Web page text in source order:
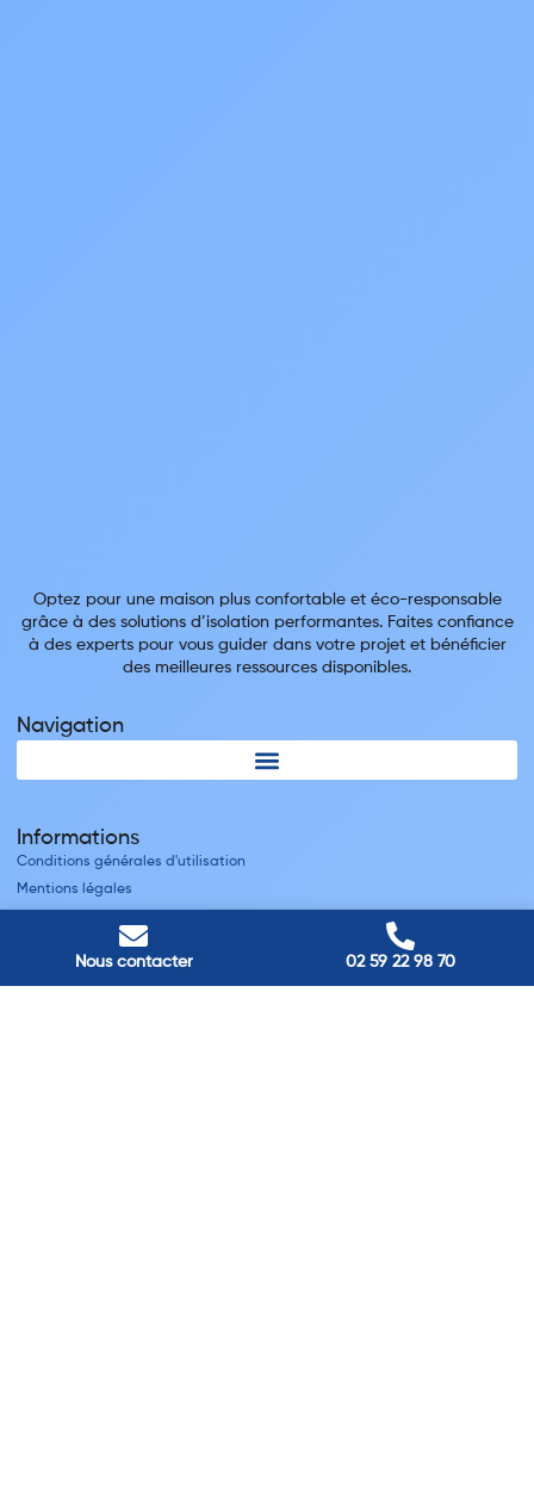
Nous contacter 02 59 22 98 70
Optez pour une maison plus confortable et éco-responsable
grâce à des solutions d’isolation performantes. Faites confiance
à des experts pour vous guider dans votre projet et bénéficier
des meilleures ressources disponibles.
Navigation
Informations
Conditions générales d'utilisation
Mentions légales